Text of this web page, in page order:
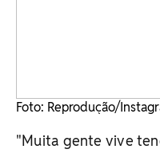
Foto: Reprodução/
"Muita gente vive